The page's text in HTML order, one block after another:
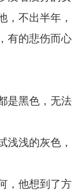
，不出半年，
有的悲伤而心
是黑色，无法
浅浅的灰色，
，他想到了方